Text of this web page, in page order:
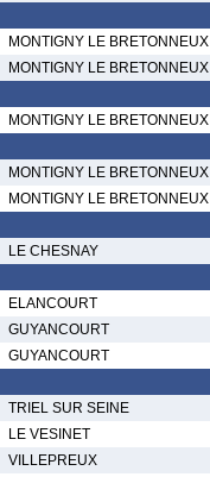
MONTIGNY LE BRETONNEUX
MONTIGNY LE BRETONNEUX
MONTIGNY LE BRETONNEUX
MONTIGNY LE BRETONNEUX
MONTIGNY LE BRETONNEUX
LE CHESNAY
ELANCOURT
GUYANCOURT
GUYANCOURT
TRIEL SUR SEINE
LE VESINET
VILLEPREUX